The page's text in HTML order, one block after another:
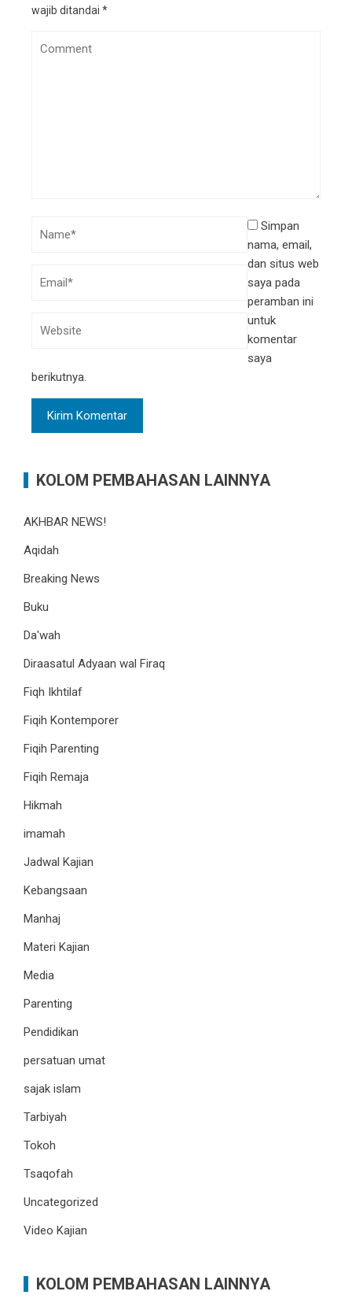
wajib ditandai *
Simpan
nama, email,
dan situs web
saya pada
peramban ini
untuk
komentar
saya
berikutnya.
KOLOM PEMBAHASAN LAINNYA
AKHBAR NEWS!
Aqidah
Breaking News
Buku
Da'wah
Diraasatul Adyaan wal Firaq
Fiqh Ikhtilaf
Fiqih Kontemporer
Fiqih Parenting
Fiqih Remaja
Hikmah
imamah
Jadwal Kajian
Kebangsaan
Manhaj
Materi Kajian
Media
Parenting
Pendidikan
persatuan umat
sajak islam
Tarbiyah
Tokoh
Tsaqofah
Uncategorized
Video Kajian
KOLOM PEMBAHASAN LAINNYA